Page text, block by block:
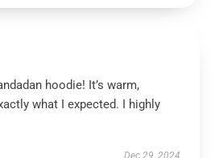
hoodie! It’s warm,
what I expected. I highly
Dec 29, 2024